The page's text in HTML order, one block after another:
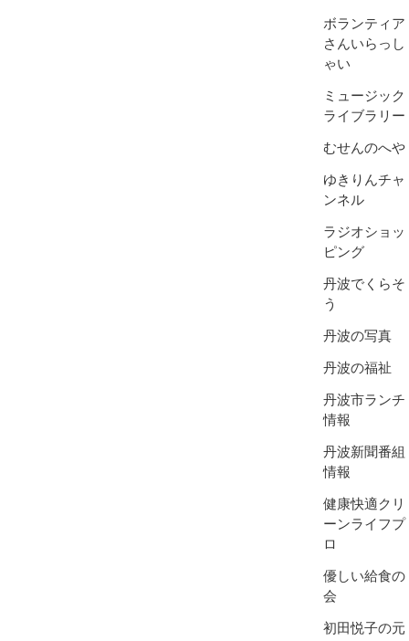
ボランティア
さんいらっし
ゃい
ミュージック
ライブラリー
むせんのへや
ゆきりんチャ
ンネル
ラジオショッ
ピング
丹波でくらそ
う
丹波の写真
丹波の福祉
丹波市ランチ
情報
丹波新聞番組
情報
健康快適クリ
ーンライフプ
ロ
優しい給食の
会
初田悦子の元